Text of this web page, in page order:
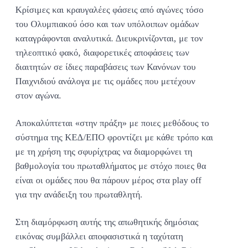
Κρίσιμες και κραυγαλέες φάσεις από αγώνες τόσο
του Ολυμπιακού όσο και των υπόλοιπων ομάδων
καταγράφονται αναλυτικά. Διευκρινίζονται, με τον
τηλεοπτικό φακό, διαφορετικές αποφάσεις των
διαιτητών σε ίδιες παραβάσεις των Κανόνων του
Παιχνιδιού ανάλογα με τις ομάδες που μετέχουν
στον αγώνα.
Αποκαλύπτεται «στην πράξη» με ποιες μεθόδους το
σύστημα της ΚΕΔ/ΕΠΟ φροντίζει με κάθε τρόπο και
με τη χρήση της σφυρίχτρας να διαμορφώνει τη
βαθμολογία του πρωταθλήματος με στόχο ποιες θα
είναι οι ομάδες που θα πάρουν μέρος στα play off
για την ανάδειξη του πρωταθλητή.
Στη διαμόρφωση αυτής της απωθητικής δημόσιας
εικόνας συμβάλλει αποφασιστικά η ταχύτατη